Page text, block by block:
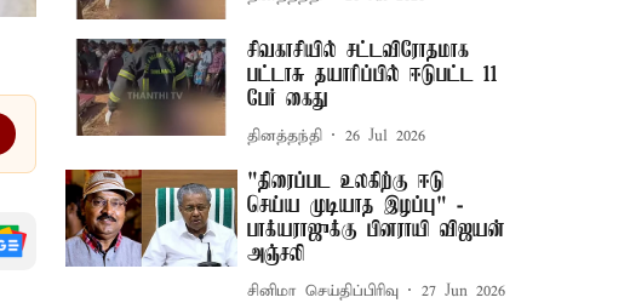
சிவகாசியில் சட்டவிரோதமாக
பட்டாசு தயாரிப்பில் ஈடுபட்ட 11
பேர் கைது
தினத்தந்தி 26 Jul 2026
"திரைப்பட உலகிற்கு ஈடு
செய்ய முடியாத இழப்பு" -
பாக்யராஜுக்கு பினராயி விஜயன்
அஞ்சலி
சினிமா செய்திப்பிரிவு 27 Jun 2026